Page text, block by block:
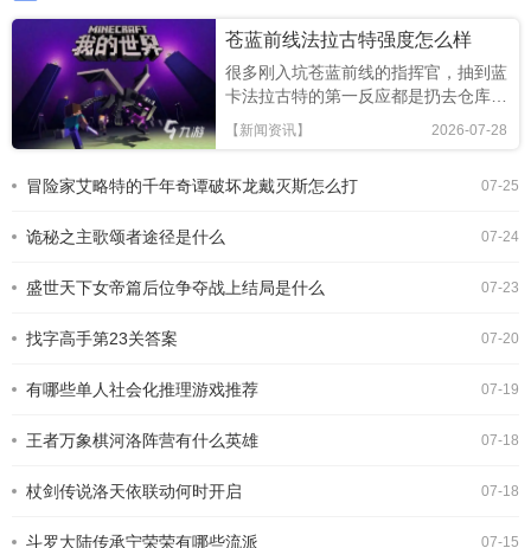
苍蓝前线法拉古特强度怎么样
很多刚入坑苍蓝前线的指挥官，抽到蓝
卡法拉古特的第一反应都是扔去仓库吃
灰，默认低稀有度一定没性价比，其实
这位看起来平平无奇的驱逐舰，是全阶
解法拉古特的正确用法。基础属性与定
2026-07-28
【新闻资讯】
07-25
冒险家艾略特的千年奇谭破坏龙戴灭斯怎么打
07-24
诡秘之主歌颂者途径是什么
07-23
盛世天下女帝篇后位争夺战上结局是什么
07-20
找字高手第23关答案
07-19
有哪些单人社会化推理游戏推荐
07-18
王者万象棋河洛阵营有什么英雄
07-18
杖剑传说洛天依联动何时开启
07-15
斗罗大陆传承宁荣荣有哪些流派